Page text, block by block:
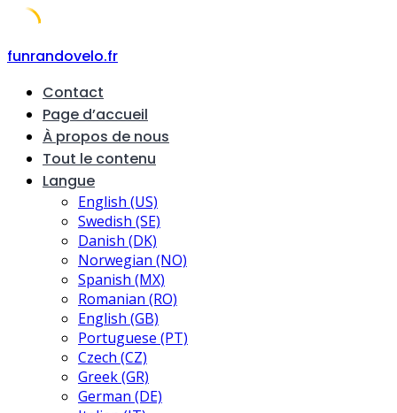
Skip
content
funrandovelo.fr
Contact
Page d’accueil
À propos de nous
Tout le contenu
Langue
English (US)
Swedish (SE)
Danish (DK)
Norwegian (NO)
Spanish (MX)
Romanian (RO)
English (GB)
Portuguese (PT)
Czech (CZ)
Greek (GR)
German (DE)